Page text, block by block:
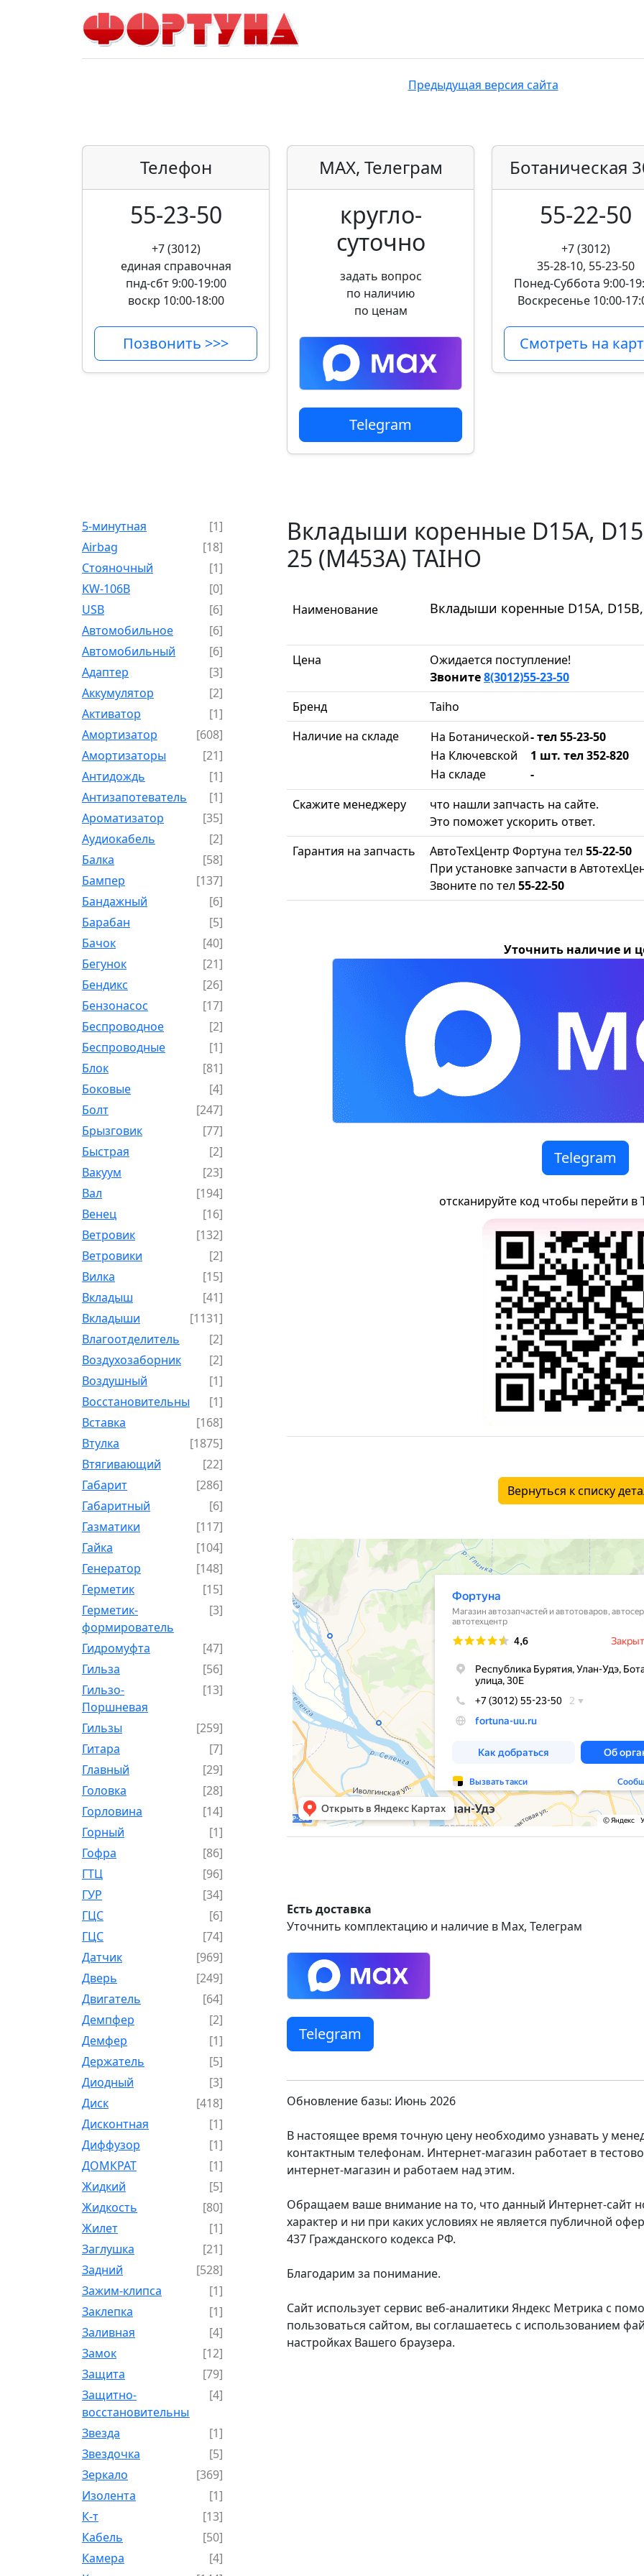
Предыдущая версия сайта
Телефон
55-23-50
+7 (3012)
единая справочная
пнд-сбт 9:00-19:00
воскр 10:00-18:00
Позвонить >>>
MAX, Телеграм
кругло­
суточно
задать вопрос
по наличию
по ценам
Telegram
Ботаническая
55-22-50
+7 (3012)
35-28-10, 55-23-50
Понед-Суббота 9:00-
Воскресенье 10:00-
Смотреть на
5-минутная
[1]
Airbag
[18]
Cтояночный
[1]
KW-106B
[0]
USB
[6]
Автомобильное
[6]
Автомобильный
[6]
Адаптер
[3]
Аккумулятор
[2]
Активатор
[1]
Амортизатор
[608]
Амортизаторы
[21]
Антидождь
[1]
Антизапотеватель
[1]
Ароматизатор
[35]
Аудиокабель
[2]
Балка
[58]
Бампер
[137]
Бандажный
[6]
Барабан
[5]
Бачок
[40]
Бегунок
[21]
Бендикс
[26]
Бензонасос
[17]
Беспроводное
[2]
Беспроводные
[1]
Блок
[81]
Боковые
[4]
Болт
[247]
Брызговик
[77]
Быстрая
[2]
Вакуум
[23]
Вал
[194]
Венец
[16]
Ветровик
[132]
Ветровики
[2]
Вилка
[15]
Вкладыш
[41]
Вкладыши
[1131]
Влагоотделитель
[2]
Воздухозаборник
[2]
Воздушный
[1]
Восстановительный
[1]
Вставка
[168]
Втулка
[1875]
Втягивающий
[22]
Габарит
[286]
Габаритный
[6]
Газматики
[117]
Гайка
[104]
Генератор
[148]
Герметик
[15]
Герметик-
формирователь
[3]
Гидромуфта
[47]
Гильза
[56]
Гильзо-
Поршневая
[13]
Гильзы
[259]
Гитара
[7]
Главный
[29]
Головка
[28]
Горловина
[14]
Горный
[1]
Гофра
[86]
ГТЦ
[96]
ГУР
[34]
ГЦC
[6]
ГЦС
[74]
Датчик
[969]
Дверь
[249]
Двигатель
[64]
Демпфер
[2]
Демфер
[1]
Держатель
[5]
Диодный
[3]
Диск
[418]
Дисконтная
[1]
Диффузор
[1]
ДОМКРАТ
[1]
Жидкий
[5]
Жидкость
[80]
Жилет
[1]
Заглушка
[21]
Задний
[528]
Зажим-клипса
[1]
Заклепка
[1]
Заливная
[4]
Замок
[12]
Защита
[79]
Защитно-
восстановительный
[4]
Звезда
[1]
Звездочка
[5]
Зеркало
[369]
Изолента
[1]
К-т
[13]
Кабель
[50]
Камера
[4]
Вкладыши коренные D15A,
25 (M453A) TAIHO
Наименование Вкладыши коренные D15A, D15B,
Цена
Ожидается поступление!
Звоните8(3012)55-23-50
Бренд
Taiho
Наличие на складе
На Ботанической- тел 55-23-50
На Ключевской
1 шт. тел 352-820
На складе
-
Скажите менеджеру
что нашли запчасть на сайте.
Это поможет ускорить ответ.
Гарантия на запчасть
АвтоТехЦентр Фортуна тел 55-22-50
При установке запчасти в
Звоните по тел 55-22-50
Уточнить наличие и
Telegram
отсканируйте код чтобы перейти в
Вернуться к списку
Есть доставка
Уточнить комплектацию и наличие в Max, Телеграм
Telegram
Обновление базы: Июнь 2026
В настоящее время точную цену необходимо узнавать у
контактным телефонам. Интернет-магазин работает в
интернет-магазин и работаем над этим.
Обращаем ваше внимание на то, что данный Интернет-сайт
характер и ни при каких условиях не является публичной
437 Гражданского кодекса РФ.
Благодарим за понимание.
Сайт использует сервис веб-аналитики Яндекс Метрика с
пользоваться сайтом, вы соглашаетесь с использованием
настройках Вашего браузера.